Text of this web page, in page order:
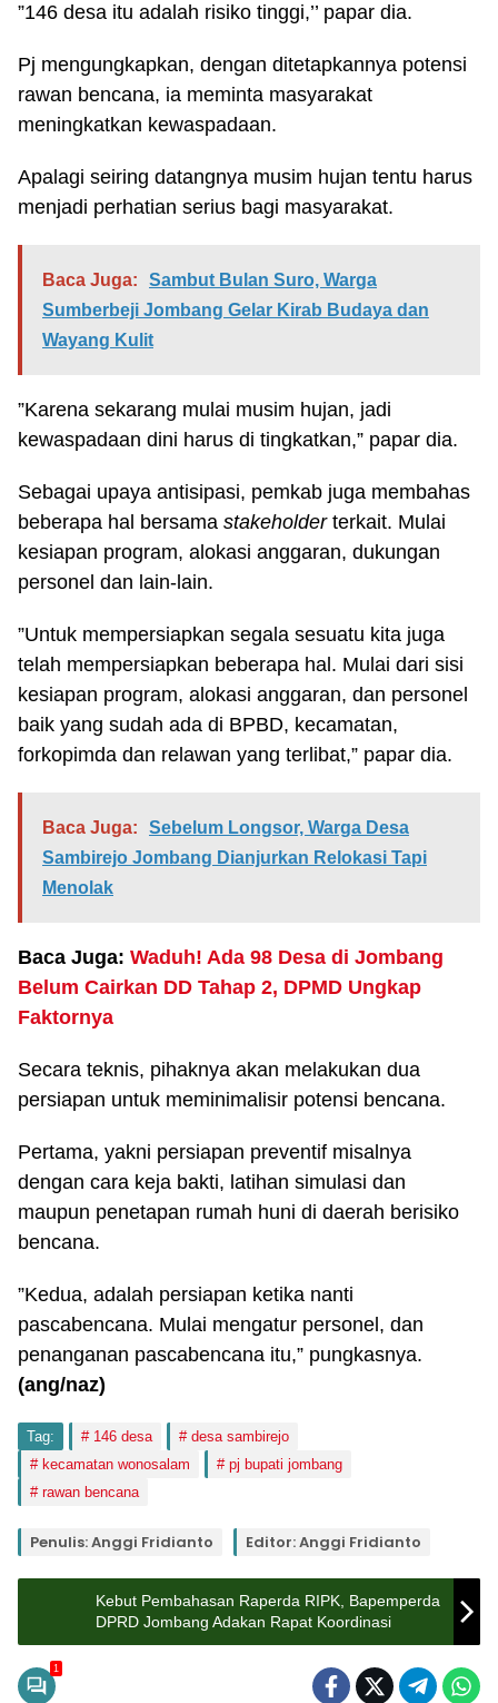
”146 desa itu adalah risiko tinggi,’’ papar dia.
Pj mengungkapkan, dengan ditetapkannya potensi
rawan bencana, ia meminta masyarakat
meningkatkan kewaspadaan.
Apalagi seiring datangnya musim hujan tentu harus
menjadi perhatian serius bagi masyarakat.
Baca Juga:
Sambut Bulan Suro, Warga
Sumberbeji Jombang Gelar Kirab Budaya dan
Wayang Kulit
”Karena sekarang mulai musim hujan, jadi
kewaspadaan dini harus di tingkatkan,” papar dia.
Sebagai upaya antisipasi, pemkab juga membahas
beberapa hal bersama stakeholderterkait. Mulai
kesiapan program, alokasi anggaran, dukungan
personel dan lain-lain.
”Untuk mempersiapkan segala sesuatu kita juga
telah mempersiapkan beberapa hal. Mulai dari sisi
kesiapan program, alokasi anggaran, dan personel
baik yang sudah ada di BPBD, kecamatan,
forkopimda dan relawan yang terlibat,” papar dia.
Baca Juga:
Sebelum Longsor, Warga Desa
Sambirejo Jombang Dianjurkan Relokasi Tapi
Menolak
Baca Juga: Waduh! Ada 98 Desa di Jombang
Belum Cairkan DD Tahap 2, DPMD Ungkap
Faktornya
Secara teknis, pihaknya akan melakukan dua
persiapan untuk meminimalisir potensi bencana.
Pertama, yakni persiapan preventif misalnya
dengan cara keja bakti, latihan simulasi dan
maupun penetapan rumah huni di daerah berisiko
bencana.
”Kedua, adalah persiapan ketika nanti
pascabencana. Mulai mengatur personel, dan
penanganan pascabencana itu,” pungkasnya.
(ang/naz)
Tag: 146 desa
desa sambirejo
kecamatan wonosalam
pj bupati jombang
rawan bencana
Penulis: Anggi Fridianto Editor: Anggi Fridianto
Kebut Pembahasan Raperda RIPK, Bapemperda
DPRD Jombang Adakan Rapat Koordinasi
1